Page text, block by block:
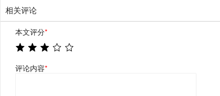
相关评论
本文评分*
评论内容*